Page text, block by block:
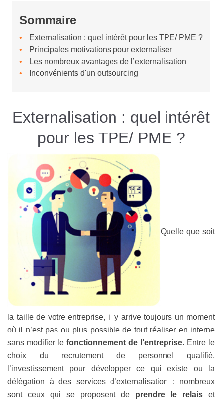
Sommaire
Externalisation : quel intérêt pour les TPE/ PME ?
Principales motivations pour externaliser
Les nombreux avantages de l’externalisation
Inconvénients d'un outsourcing
Externalisation : quel intérêt
pour les TPE/ PME ?
Quelle que soit
la taille de votre entreprise, il y arrive toujours un moment
où il n’est pas ou plus possible de tout réaliser en interne
sans modifier le fonctionnement de l’entreprise. Entre le
choix du recrutement de personnel qualifié,
l’investissement pour développer ce qui existe ou la
délégation à des services d’externalisation : nombreux
sont ceux qui se proposent de prendre le relais et